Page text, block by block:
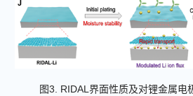
图3. RIDAL界面性质及对锂金属电